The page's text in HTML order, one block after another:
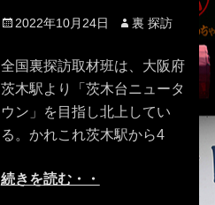
Posted
2022年10月24日 Author
裏 探訪
全国裏探訪取材班は、大阪府
茨木駅より「茨木台ニュータ
ウン」を目指し北上してい
る。かれこれ茨木駅から4
続きを読む・・